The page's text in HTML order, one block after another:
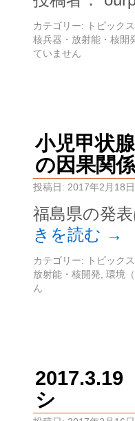
カテゴリー:
トピックス
核兵器・放射能・核開
ていません
小児甲状
の因果関
投稿日: 2017年2月18日
福島県の発
きを読む →
カテゴリー:
トピックス
放射能・核開発 環境
ん
2017.3.19
シ